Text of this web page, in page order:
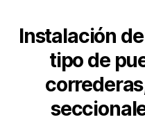
Instalación
tipo de